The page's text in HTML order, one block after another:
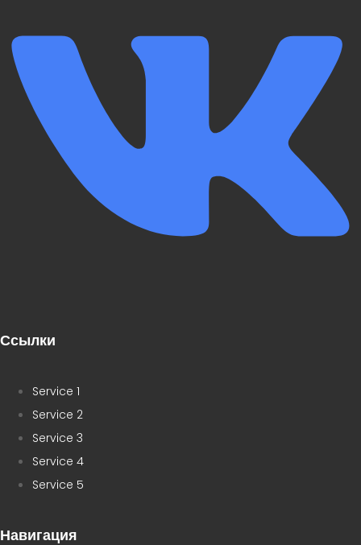
Ссылки
Service 1
Service 2
Service 3
Service 4
Service 5
Навигация